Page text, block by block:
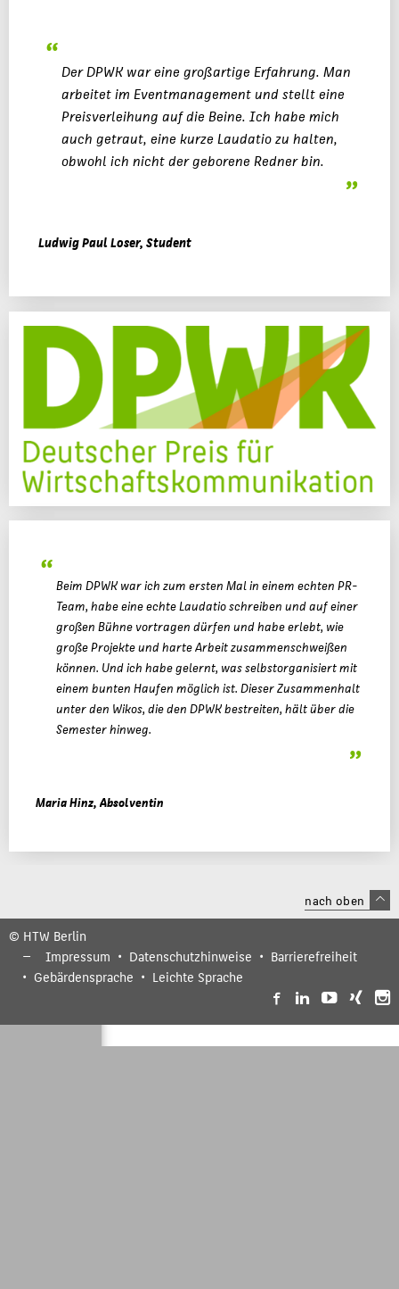
Der DPWK war eine großartige Erfahrung. Man
arbeitet im Eventmanagement und stellt eine
Preisverleihung auf die Beine. Ich habe mich
auch getraut, eine kurze Laudatio zu halten,
obwohl ich nicht der geborene Redner bin.
Ludwig Paul Loser, Student
Beim DPWK war ich zum ersten Mal in einem echten PR-
Team, habe eine echte Laudatio schreiben und auf einer
großen Bühne vortragen dürfen und habe erlebt, wie
große Projekte und harte Arbeit zusammenschweißen
können. Und ich habe gelernt, was selbstorganisiert mit
einem bunten Haufen möglich ist. Dieser Zusammenhalt
unter den Wikos, die den DPWK bestreiten, hält über die
Semester hinweg.
Maria Hinz, Absolventin
nach oben
© HTW Berlin
Impressum
Datenschutzhinweise
Barrierefreiheit
Gebärdensprache
Leichte Sprache